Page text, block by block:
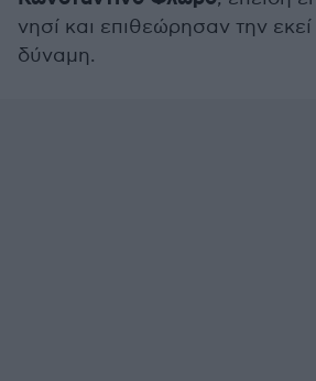
νησί και επιθεώρησαν την εκεί
δύναμη.